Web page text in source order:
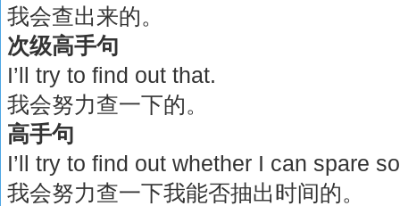
我会查出来的。
次级高手句
I’ll try to find out that.
我会努力查一下的。
高手句
I’ll try to find out whether I can spare
我会努力查一下我能否抽出时间的。